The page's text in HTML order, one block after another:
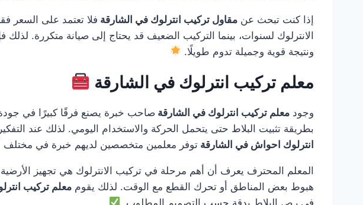
إذا كنت تبحث عن مقاول تركيب انترلوك في الشارقة فلا تعتمد على السعر
الانترلوك لسنوات، بينما التركيب الضعيف قد يحتاج إلى صيانة متكررة. لذلك
ونتيجة قوية وجميلة تدوم طويلًا.
معلم تركيب انترلوك في الشارقة
وجود معلم تركيب انترلوك في الشارقة صاحب خبرة يصنع فرقًا كبيرًا في جودة
بطريقة تثبيت البلاط حتى يتحمل الحركة والاستخدام اليومي. لذلك عند
انترلوك احواش في الشارقة توفر معلمين متخصصين لديهم خبرة في مختلف
المعلم المحترف يعرف أن أهم مرحلة في تركيب الانترلوك هي تجهيز
هبوط بعض المناطق أو تحرك القطع مع الوقت. لذلك يقوم معلم تركيب
في رص البلاط بدقة حسب التصميم المطلوب.